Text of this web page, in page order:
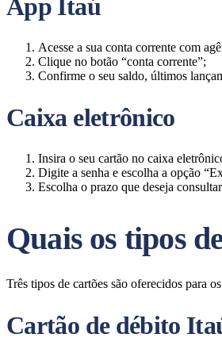
App Itaú
Acesse a sua conta corrente com
Clique no botão “conta corrente”;
Confirme o seu saldo, últimos
Caixa eletrônico
Insira o seu cartão no caixa
Digite a senha e escolha a opção
Escolha o prazo que deseja
Quais os tipos
Três tipos de cartões são oferecidos para
Cartão de débito